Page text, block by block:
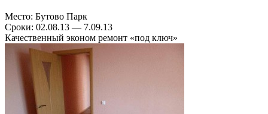
Место: Бутово Парк
Сроки: 02.08.13 — 7.09.13
Качественный эконом ремонт «под ключ»